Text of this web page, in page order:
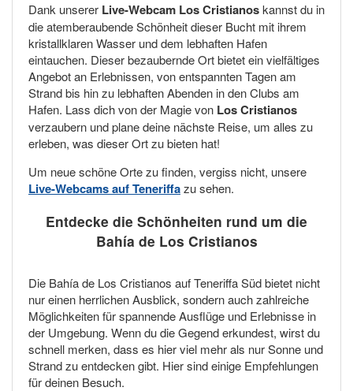
Dank unserer Live-Webcam Los Cristianoskannst du in
die atemberaubende Schönheit dieser Bucht mit ihrem
kristallklaren Wasser und dem lebhaften Hafen
eintauchen. Dieser bezaubernde Ort bietet ein vielfältiges
Angebot an Erlebnissen, von entspannten Tagen am
Strand bis hin zu lebhaften Abenden in den Clubs am
Hafen. Lass dich von der Magie von Los Cristianos
verzaubern und plane deine nächste Reise, um alles zu
erleben, was dieser Ort zu bieten hat!
Um neue schöne Orte zu finden, vergiss nicht, unsere
Live-Webcams auf Teneriffazu sehen.
Entdecke die Schönheiten rund um die
Bahía de Los Cristianos
Die Bahía de Los Cristianos auf Teneriffa Süd bietet nicht
nur einen herrlichen Ausblick, sondern auch zahlreiche
Möglichkeiten für spannende Ausflüge und Erlebnisse in
der Umgebung. Wenn du die Gegend erkundest, wirst du
schnell merken, dass es hier viel mehr als nur Sonne und
Strand zu entdecken gibt. Hier sind einige Empfehlungen
für deinen Besuch.